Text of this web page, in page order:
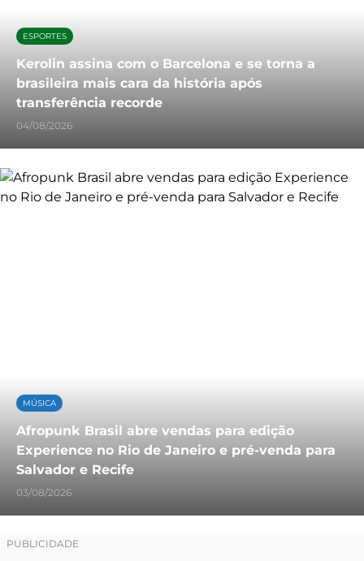
ESPORTES
Kerolin assina com o Barcelona e se torna a
brasileira mais cara da história após
transferência recorde
04/08/2026
MÚSICA
Afropunk Brasil abre vendas para edição
Experience no Rio de Janeiro e pré-venda para
Salvador e Recife
03/08/2026